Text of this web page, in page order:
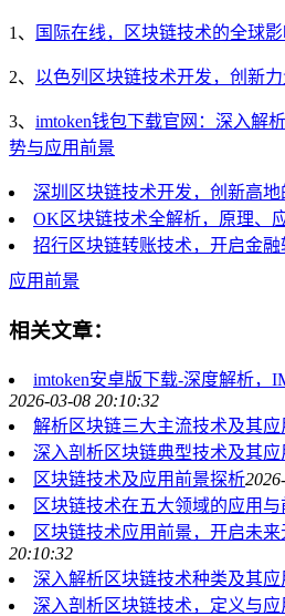
1、 国际在线，区块链技术的全球
2、 以色列区块链技术开发，创新
3、 imtoken钱包下载官网：深入解
势与应用前景
深圳区块链技术开发，创新高
OK区块链技术全解析，原理、
招行区块链转账技术，开启金
应用前景
相关文章：
imtoken安卓版下载-深度解析，
2026-03-08 20:10:32
解析区块链三大主流技术及其应
深入剖析区块链典型技术及其应
区块链技术及应用前景探析
区块链技术在五大领域的应用与
区块链技术应用前景，开启未
20:10:32
深入解析区块链技术种类及其应
深入剖析区块链技术，定义与应